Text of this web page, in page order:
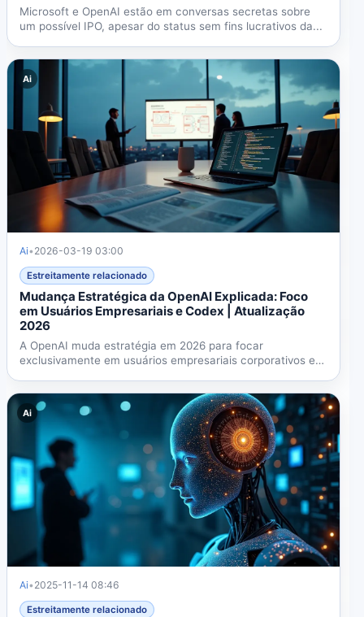
Microsoft e OpenAI estão em conversas secretas sobre
um possível IPO, apesar do status sem fins lucrativos da...
Ai
Ai• 2026-03-19 03:00
Estreitamente relacionado
Mudança Estratégica da OpenAI Explicada: Foco
em Usuários Empresariais e Codex | Atualização
2026
A OpenAI muda estratégia em 2026 para focar
exclusivamente em usuários empresariais corporativos e
Ai
Ai• 2025-11-14 08:46
Estreitamente relacionado